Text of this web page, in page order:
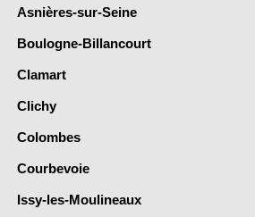
Asnières-sur-Seine
Boulogne-Billancourt
Clamart
Clichy
Colombes
Courbevoie
Issy-les-Moulineaux